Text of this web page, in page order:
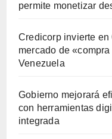
permite monetizar
Credicorp invierte en
mercado de
Venezuela
Gobierno mejorará
con herramientas
integrada